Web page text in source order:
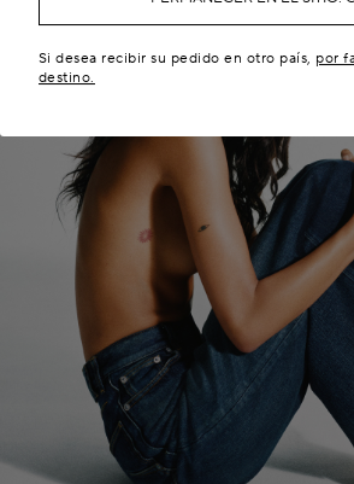
Si desea recibir su pedido en otro país, por
destino.